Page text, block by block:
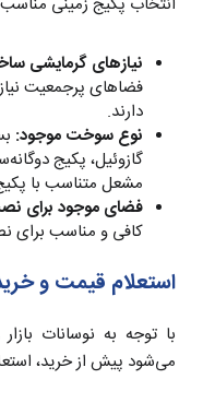
نیازهای گرمایشی
فضاهای پرجمعیت
دارند.
نوع سوخت موجود:
گازوئیل، پکیج
مشعل متناسب با
فضای موجود برای
کافی و مناسب برای
استعلام قیمت و
با توجه به نوسانات
می‌شود پیش از خرید،